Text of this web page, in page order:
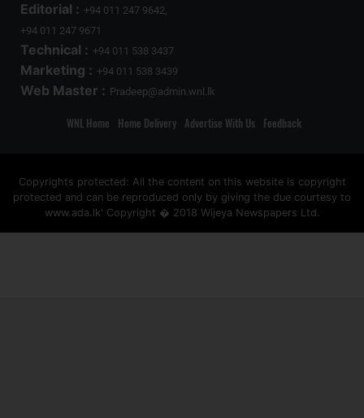
Editorial : +94 011 247 9642,
+94 011 247 9671
Technical : +94 011 538 3437
Marketing : +94 011 538 3439
Web Master : Pradeep@admin.wnl.lk
WNL Home Home Delivery Advertise With Us Feedback
Copyrights protected: All the content on this website is copyright
protected and can be reproduced only by giving the due courtesy to
www.ada.lk' Copyright � 2018 Wijeya Newspapers Ltd.